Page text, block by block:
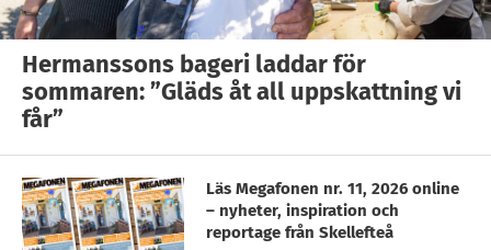
Hermanssons bageri laddar för
sommaren: ”Gläds åt all uppskattning vi
får”
Läs Megafonen nr. 11, 2026 online
– nyheter, inspiration och
reportage från Skellefteå